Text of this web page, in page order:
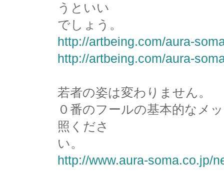
うといい
でしょう。
http://artbeing.com/aura-
http://artbeing.com/aura-
若者の姿は変わりません。
０番のフールの基本的なメ
照くださ
い。
http://www.aura-soma.co.jp/